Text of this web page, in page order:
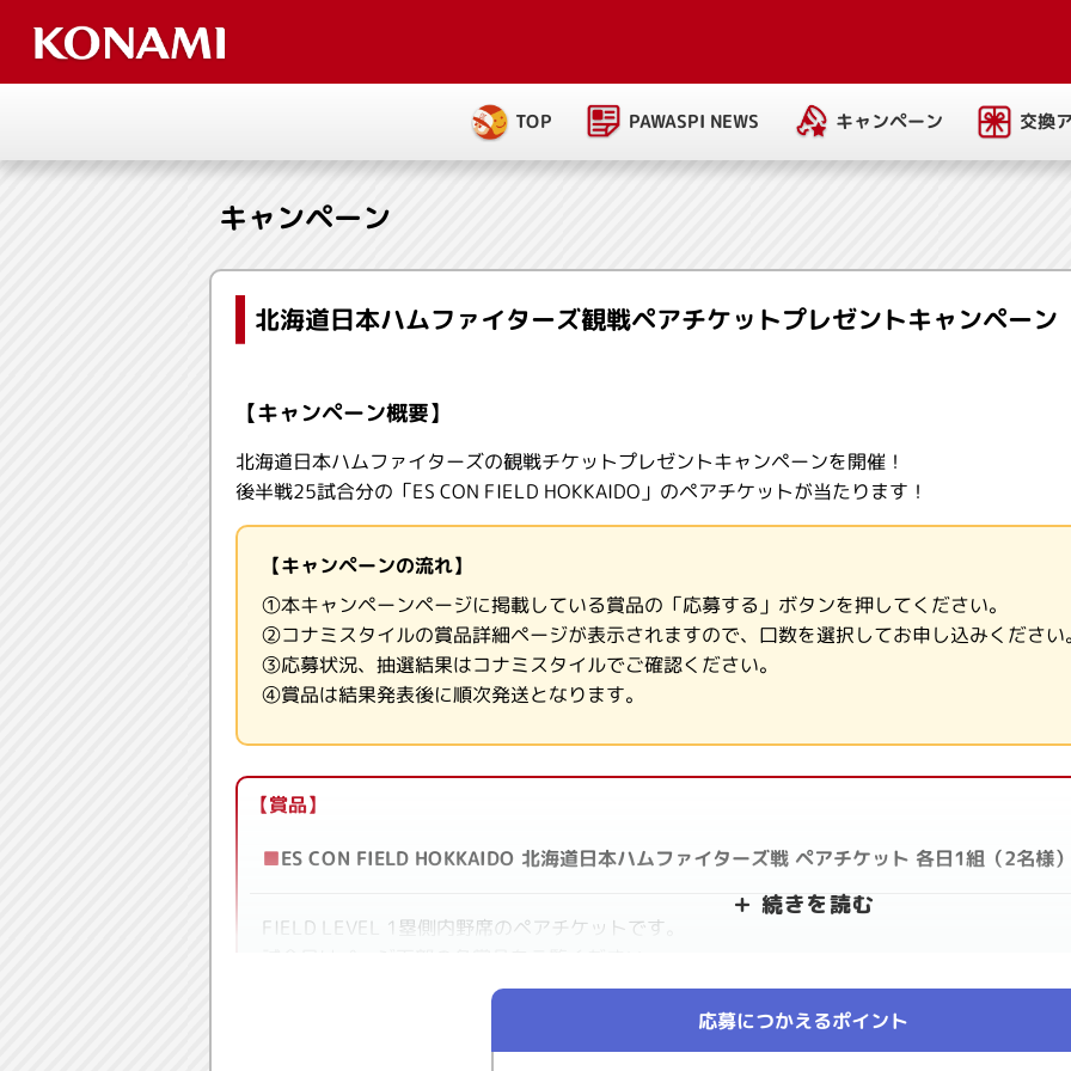
TOP PAWASPI NEWS キャンペーン 交換
キャンペーン
北海道日本ハムファイターズ観戦ペアチケットプレゼントキャンペーン
【キャンペーン概要】
北海道日本ハムファイターズの観戦チケットプレゼントキャンペーンを開催！
後半戦25試合分の「ES CON FIELD HOKKAIDO」のペアチケットが当たります！
【キャンペーンの流れ】
①本キャンペーンページに掲載している賞品の「応募する」ボタンを押してください。
②コナミスタイルの賞品詳細ページが表示されますので、口数を選択してお申し込みください
③応募状況、抽選結果はコナミスタイルでご確認ください。
④賞品は結果発表後に順次発送となります。
【賞品】
■ES CON FIELD HOKKAIDO 北海道日本ハムファイターズ戦 ペアチケット 各日1組（2名様
FIELD LEVEL 1塁側内野席のペアチケットです。
・紙チケットをお送りいたします。
応募につかえるポイント